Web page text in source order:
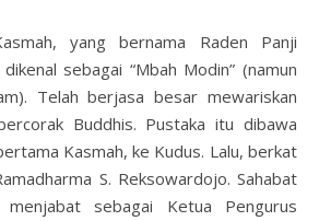
yang bernama Raden Panji
sebagai “Mbah Modin” (namun
Telah berjasa besar mewariskan
Buddhis. Pustaka itu dibawa
Kasmah, ke Kudus. Lalu, berkat
S. Reksowardojo. Sahabat
menjabat sebagai Ketua Pengurus